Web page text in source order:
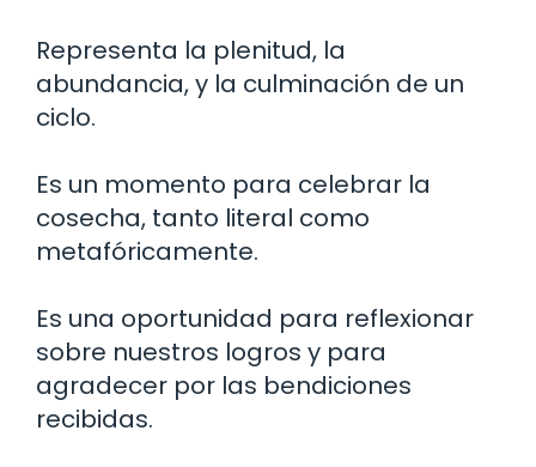
Representa la plenitud, la
abundancia, y la culminación de un
ciclo.
Es un momento para celebrar la
cosecha, tanto literal como
metafóricamente.
Es una oportunidad para reflexionar
sobre nuestros logros y para
agradecer por las bendiciones
recibidas.